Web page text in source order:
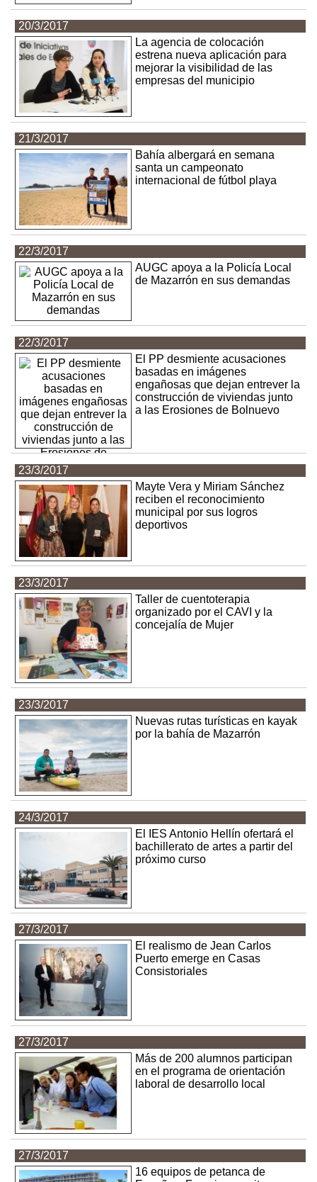
20/3/2017
La agencia de colocación
estrena nueva aplicación para
mejorar la visibilidad de las
empresas del municipio
21/3/2017
Bahía albergará en semana
santa un campeonato
internacional de fútbol playa
22/3/2017
AUGC apoya a la Policía Local
de Mazarrón en sus demandas
22/3/2017
El PP desmiente acusaciones
basadas en imágenes
engañosas que dejan entrever la
construcción de viviendas junto
a las Erosiones de Bolnuevo
23/3/2017
Mayte Vera y Miriam Sánchez
reciben el reconocimiento
municipal por sus logros
deportivos
23/3/2017
Taller de cuentoterapia
organizado por el CAVI y la
concejalía de Mujer
23/3/2017
Nuevas rutas turísticas en kayak
por la bahía de Mazarrón
24/3/2017
El IES Antonio Hellín ofertará el
bachillerato de artes a partir del
próximo curso
27/3/2017
El realismo de Jean Carlos
Puerto emerge en Casas
Consistoriales
27/3/2017
Más de 200 alumnos participan
en el programa de orientación
laboral de desarrollo local
27/3/2017
16 equipos de petanca de